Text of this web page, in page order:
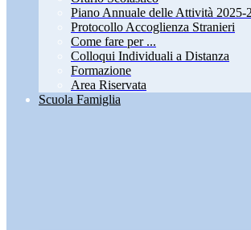
Piano Annuale delle Attività 2025-
Protocollo Accoglienza Stranieri
Come fare per ...
Colloqui Individuali a Distanza
Formazione
Area Riservata
Scuola Famiglia